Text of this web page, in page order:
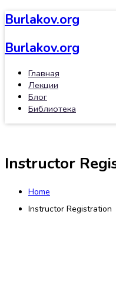
Burlakov.org
Burlakov.org
Главная
Лекции
Блог
Библиотека
Instructor
Home
Instructor Registration